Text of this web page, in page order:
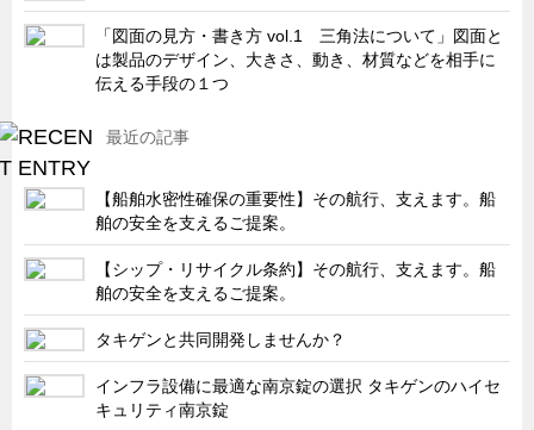
キャビネット工業会規格「CA300」集中講義
ズバッとお悩み解決 テクニカル Q and A
光る技術！未来へのモノづくり
ちょっとユニークなお客様
ビジサスニュース
ECOLOGY NEWS SCRAMBLE
わが街わが支店
支店所在地（歴史探訪）
ニッポン再発見
あれこれWATCH
「図面の見方・書き方 vol.1 三角法について」図面と
は製品のデザイン、大きさ、動き、材質などを相手に
伝える手段の１つ
最近の記事
【船舶水密性確保の重要性】その航行、支えます。船
舶の安全を支えるご提案。
【シップ・リサイクル条約】その航行、支えます。船
舶の安全を支えるご提案。
タキゲンと共同開発しませんか？
インフラ設備に最適な南京錠の選択 タキゲンのハイセ
キュリティ南京錠